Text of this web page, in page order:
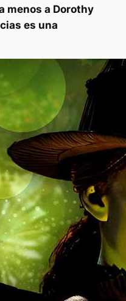
menos a Dorothy
es una